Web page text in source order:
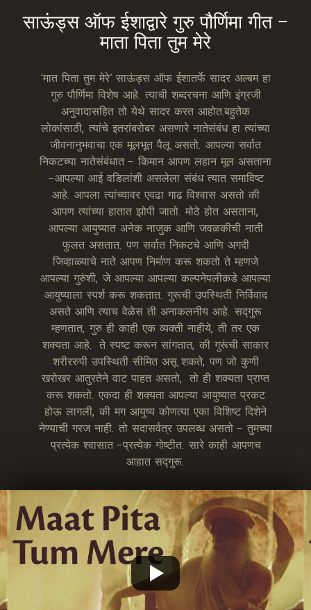
साऊंड्स ऑफ ईशाद्वारे गुरु पौर्णिमा गीत –
माता पिता तुम मेरे
‘मात पिता तुम मेरे’ साऊंड्स ऑफ ईशातर्फे सादर अल्बम हा
गुरु पौर्णिमा विशेष आहे. त्याची शब्दरचना आणि इंग्रजी
अनुवादासहित तो येथे सादर करत आहोत.बहुतेक
लोकांसाठी, त्यांचे इतरांबरोबर असणारे नातेसंबंध हा त्यांच्या
जीवनानुभवाचा एक मूलभूत पैलू असतो. आपल्या सर्वात
निकटच्या नातेसंबंधात – किमान आपण लहान मूल असताना
–आपल्या आई वडिलांशी असलेला संबंध त्यात समाविष्ट
आहे. आपला त्यांच्यावर एवढा गाढ विश्वास असतो की
आपण त्यांच्या हातात झोपी जातो. मोठे होत असताना,
आपल्या आयुष्यात अनेक नाजुक आणि जवळकीची नाती
फुलत असतात. पण सर्वात निकटचे आणि अगदी
जिव्हाळ्याचे नाते आपण निर्माण करू शकतो ते म्हणजे
आपल्या गुरुंशी, जे आपल्या आपल्या कल्पनेपलीकडे आपल्या
आयुष्याला स्पर्श करू शकतात. गुरूची उपस्थिती निर्विवाद
असते आणि त्याच वेळेस ती अनाकलनीय आहे. सद्गुरू
म्हणतात, गुरु ही काही एक व्यक्ती नाहीये, ती तर एक
शक्यता आहे. ते स्पष्ट करून सांगतात, की गुरूंची साकार
शरीररुपी उपस्थिती सीमित असू शकते, पण जो कुणी
खरोखर आतुरतेने वाट पाहत असतो, तो ही शक्यता प्राप्त
करू शकतो. एकदा ही शक्यता आपल्या आयुष्यात प्रकट
होऊ लागली, की मग आयुष्य कोणत्या एका विशिष्ट दिशेने
नेण्याची गरज नाही. तो सदासर्वत्र उपलब्ध असतो – तुमच्या
प्रत्येक श्वासात –प्रत्येक गोष्टीत. सारे काही आपणच
आहात सद्गुरू.